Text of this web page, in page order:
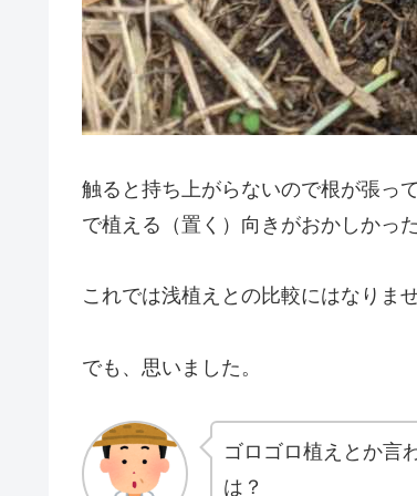
触ると持ち上がらないので根が張っ
で植える（置く）向きがおかしかっ
これでは浅植えとの比較にはなりま
でも、思いました。
ゴロゴロ植えとか言
は？